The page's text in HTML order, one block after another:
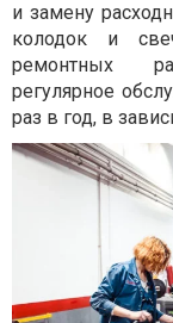
и замену
колодок и
ремонтных
регулярное
раз в год, в